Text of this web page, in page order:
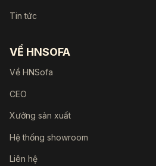
Tin tức
VỀ HNSOFA
Về HNSofa
CEO
Xưởng sản xuất
Hệ thống showroom
Liên hệ